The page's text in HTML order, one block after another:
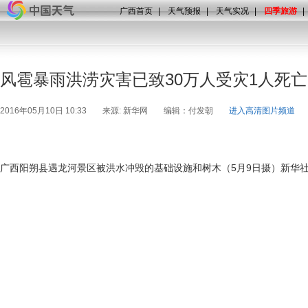
广西首页 | 天气预报 | 天气实况 | 四季旅游 |
风雹暴雨洪涝灾害已致30万人受灾1人死亡
2016年05月10日 10:33 来源: 新华网 编辑：付发朝 进入高清图片频道
广西阳朔县遇龙河景区被洪水冲毁的基础设施和树木（5月9日摄）新华